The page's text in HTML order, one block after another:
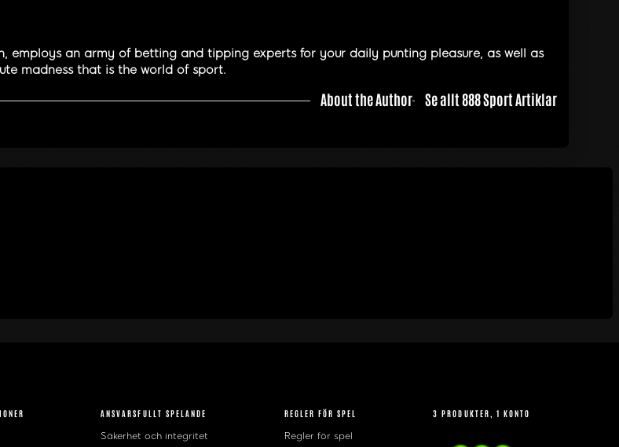
employs an army of betting and tipping experts for your daily punting pleasure, as well as
madness that is the world of sport.
About the Author Se allt 888 Sport Artiklar
ANSVARSFULLT SPELANDE
Säkerhet och integritet
REGLER FÖR SPEL
Regler för spel
3 PRODUKTER, 1 KONTO